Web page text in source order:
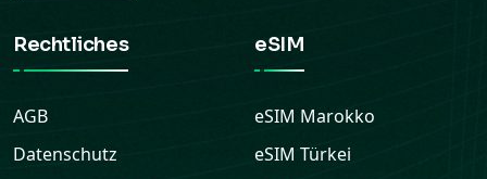
Rechtliches
AGB
Datenschutz
eSIM
eSIM Marokko
eSIM Türkei